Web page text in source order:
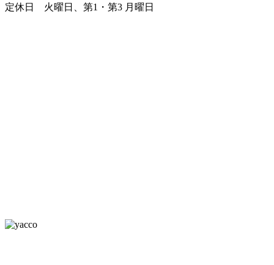
定休日 火曜日、第1・第3 月曜日